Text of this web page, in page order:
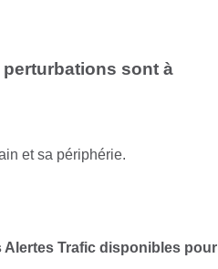
perturbations sont à
et sa périphérie.
Alertes Trafic disponibles pour